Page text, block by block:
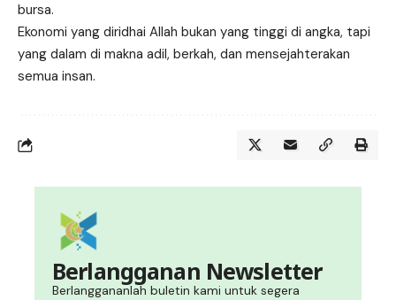
bursa.
Ekonomi yang diridhai Allah bukan yang tinggi di angka, tapi
yang dalam di makna adil, berkah, dan mensejahterakan
semua insan.
Berlangganan Newsletter
Berlanggananlah buletin kami untuk segera